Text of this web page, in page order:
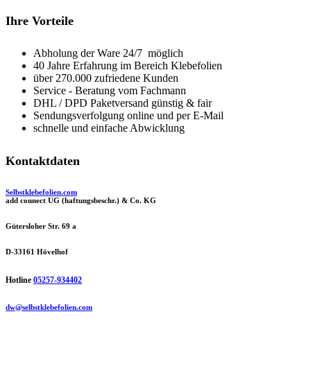
Ihre Vorteile
Abholung der Ware 24/7 möglich
40 Jahre Erfahrung im Bereich Klebefolien
über 270.000 zufriedene Kunden
Service - Beratung vom Fachmann
DHL / DPD Paketversand günstig & fair
Sendungsverfolgung online und per E-Mail
schnelle und einfache Abwicklung
Kontaktdaten
Selbstklebefolien.com
add connect UG (haftungsbeschr.) & Co. KG
Gütersloher Str. 69 a
D-33161 Hövelhof
Hotline 05257-934402
dw@selbstklebefolien.com